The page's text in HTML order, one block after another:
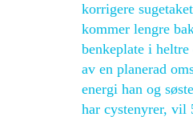
korrigere
kommer lengre
benkeplate i
av en planerad
energi han og
har cystenyrer, vil